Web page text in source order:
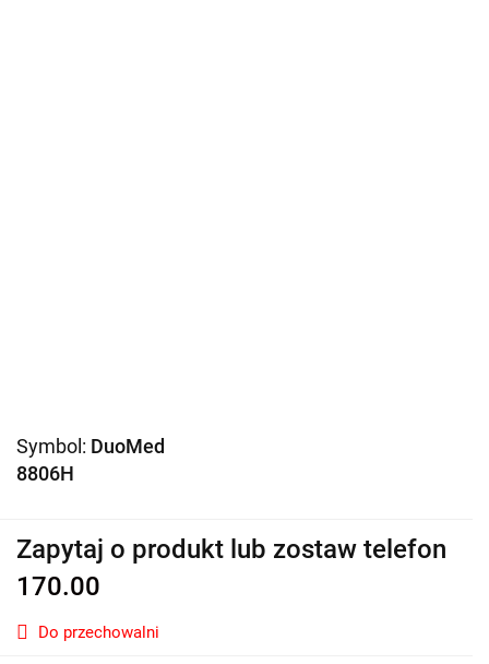
Symbol: DuoMed
8806H
Zapytaj o produkt lub zostaw telefon
170.00
Do przechowalni